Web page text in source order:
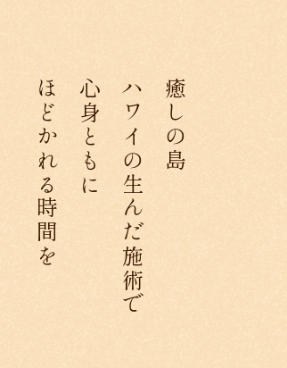
癒しの島
ハワイの生んだ施術で
心身ともに
ほどかれる時間を